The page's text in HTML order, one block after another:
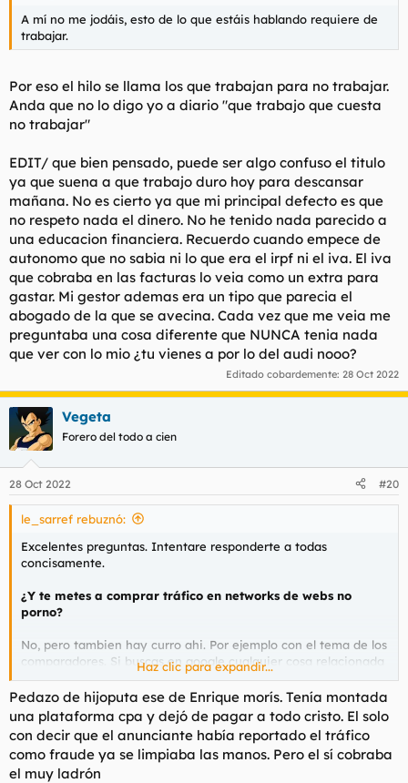
A mí no me jodáis, esto de lo que estáis hablando requiere de
trabajar.
Por eso el hilo se llama los que trabajan para no trabajar.
Anda que no lo digo yo a diario "que trabajo que cuesta
no trabajar"
EDIT/ que bien pensado, puede ser algo confuso el titulo
ya que suena a que trabajo duro hoy para descansar
mañana. No es cierto ya que mi principal defecto es que
no respeto nada el dinero. No he tenido nada parecido a
una educacion financiera. Recuerdo cuando empece de
autonomo que no sabia ni lo que era el irpf ni el iva. El iva
que cobraba en las facturas lo veia como un extra para
gastar. Mi gestor ademas era un tipo que parecia el
abogado de la que se avecina. Cada vez que me veia me
preguntaba una cosa diferente que NUNCA tenia nada
que ver con lo mio ¿tu vienes a por lo del audi nooo?
Editado cobardemente: 28 Oct 2022
Vegeta
Forero del todo a cien
28 Oct 2022 #20
le_sarref rebuznó:
Excelentes preguntas. Intentare responderte a todas
concisamente.
¿Y te metes a comprar tráfico en networks de webs no
porno?
No, pero tambien hay curro ahi. Por ejemplo con el tema de los
comparadores. Si buscas en google cualquier cosa relacionada
con "citas" "ligar online" etc te saldran varios. Detras de todos
ellos hay empresotes (generalmente alemanes) rollo Compado,
que facturan millonadas. Todo eso va por google ads y es
realmente caro meterse ahi.
¿Cuánto te estás levantando actualmente más o menos?
Haz clic para expandir...
Pedazo de hijoputa ese de Enrique morís. Tenía montada
una plataforma cpa y dejó de pagar a todo cristo. El solo
con decir que el anunciante había reportado el tráfico
como fraude ya se limpiaba las manos. Pero el sí cobraba
el muy ladrón